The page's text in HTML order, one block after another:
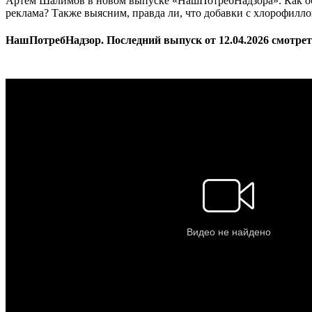
реклама? Также выясним, правда ли, что добавки с
НашПотребНадзор. Последний выпуск от 12.04.2026